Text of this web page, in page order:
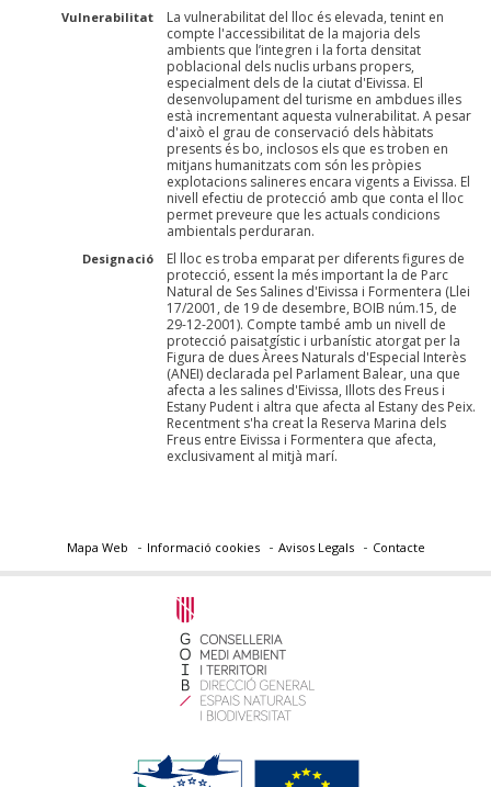
Vulnerabilitat
La vulnerabilitat del lloc és elevada, tenint en
compte l'accessibilitat de la majoria dels
ambients que l’integren i la forta densitat
poblacional dels nuclis urbans propers,
especialment dels de la ciutat d'Eivissa. El
desenvolupament del turisme en ambdues illes
està incrementant aquesta vulnerabilitat. A pesar
d'això el grau de conservació dels hàbitats
presents és bo, inclosos els que es troben en
mitjans humanitzats com són les pròpies
explotacions salineres encara vigents a Eivissa. El
nivell efectiu de protecció amb que conta el lloc
permet preveure que les actuals condicions
ambientals perduraran.
Designació
El lloc es troba emparat per diferents figures de
protecció, essent la més important la de Parc
Natural de Ses Salines d'Eivissa i Formentera (Llei
17/2001, de 19 de desembre, BOIB núm.15, de
29-12-2001). Compte també amb un nivell de
protecció paisatgístic i urbanístic atorgat per la
Figura de dues Àrees Naturals d'Especial Interès
(ANEI) declarada pel Parlament Balear, una que
afecta a les salines d'Eivissa, Illots des Freus i
Estany Pudent i altra que afecta al Estany des Peix.
Recentment s'ha creat la Reserva Marina dels
Freus entre Eivissa i Formentera que afecta,
exclusivament al mitjà marí.
Mapa Web Informació cookies Avisos Legals Contacte